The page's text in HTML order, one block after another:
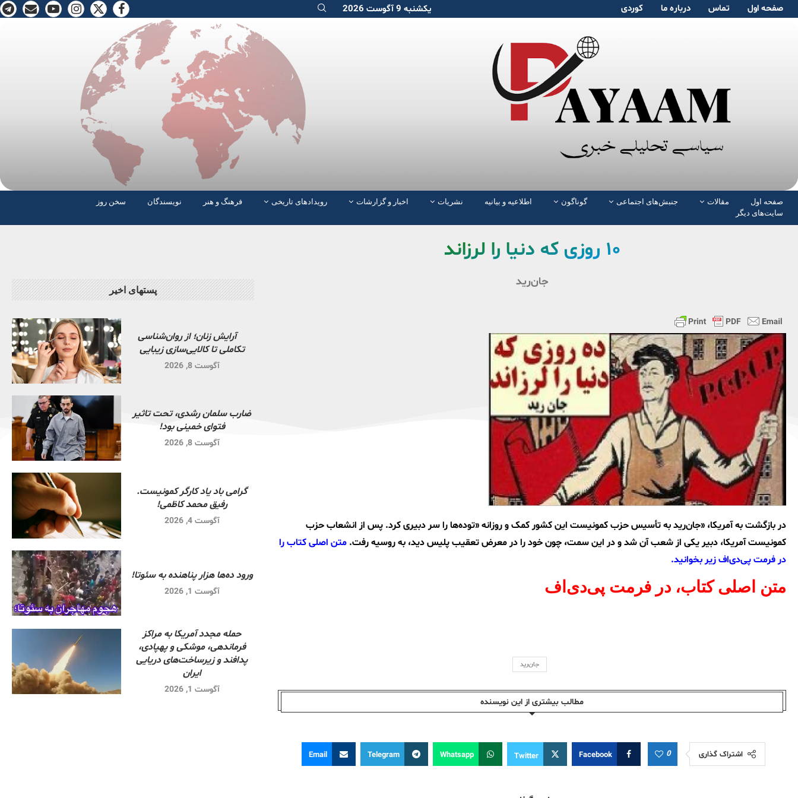
صفحە اول تماس دربارە ما کوردی یکشنبه 9 آگوست 2026
صفحە اول مقالات جنبش‌های اجتماعی گوناگون اطلاعیه و بیانیه نشریات اخبار و گزارشات رویدادهای تاریخی فرهنگ و هنر نویسندگان
سخن روز
سایت‌های دیگر
١٠ روزی کە دنیا را لرزاند
جان‌رید
در بازگشت بە آمریکا، «جان‌رید بە تأسیس حزب کمونیست این کشور کمک و روزانە «تودەها را سر دبیری کرد. پس از انشعاب حزب
کمونیست آمریکا، دبیر یکی از شعب آن شد و در این سمت، چون خود را در معرض تعقیب پلیس دید، بە روسیە رفت. متن اصلی کتاب را
در فرمت پی‌دی‌اف زیر بخوانید.
متن اصلی کتاب، در فرمت پی‌دی‌اف
جان‌رید
مطالب بیشتری از این نویسندە
اشتراک گذاری 0
Facebook
Twitter
Whatsapp
Telegram
Email
پستهای اخیر
آرایش زنان؛ از روان‌شناسی
تکاملی تا کالایی‌سازی زیبایی
آگوست 8, 2026
ضارب سلمان رشدی، تحت تاثیر
فتوای خمینی بود!
آگوست 8, 2026
گرامی باد یاد کارگر کمونیست.
رفیق محمد کاظمی!
آگوست 4, 2026
ورود ده‌ها هزار پناهنده به سئوتا!
آگوست 1, 2026
حمله مجدد آمریکا به مراکز
فرماندهی، موشکی و پهپادی،
پدافند و زیرساخت‌های دریایی
ایران
آگوست 1, 2026